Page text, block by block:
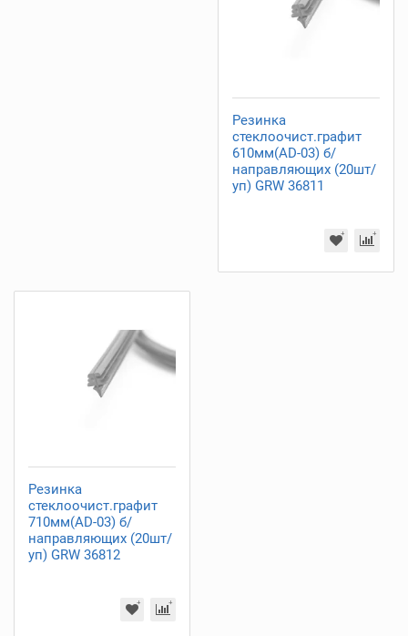
Резинка
стеклоочист.графит
610мм(AD-03) б/
направляющих (20шт/
уп) GRW 36811
Резинка
стеклоочист.графит
710мм(AD-03) б/
направляющих (20шт/
уп) GRW 36812